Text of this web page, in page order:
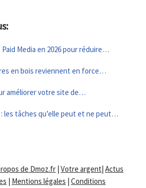
Media en 2026 pour réduire…
en bois reviennent en force…
améliorer votre site de…
: les tâches qu’elle peut et ne peut…
de Dmoz.fr | Votre argent| Actus
| Mentions légales | Conditions